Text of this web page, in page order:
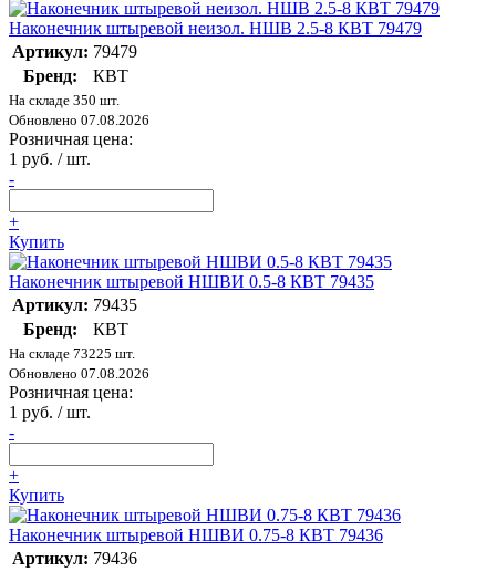
Наконечник штыревой неизол. НШВ 2.5-8 КВТ 79479
Артикул: 79479
Бренд:
КВТ
На складе 350 шт.
Обновлено 07.08.2026
Розничная цена:
1 руб. / шт.
-
+
Купить
Наконечник штыревой НШВИ 0.5-8 КВТ 79435
Артикул: 79435
Бренд:
КВТ
На складе 73225 шт.
Обновлено 07.08.2026
Розничная цена:
1 руб. / шт.
-
+
Купить
Наконечник штыревой НШВИ 0.75-8 КВТ 79436
Артикул: 79436